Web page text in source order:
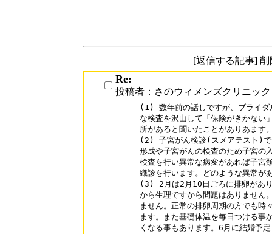
[返信する記事]
Re:
投稿者：さのウィメンズクリニック
(1) 数年前の話しですが、ブライダ
な検査を沢山して「保険がきかない
所があると聞いたことがありあます
(2) 子宮がん検診(スメアテスト)で
形成や子宮がんの検査のため子宮の
検査を行い異常な病変があれば子宮
織診を行います。どのような異常が
(3) 2月は2月10日ごろに排卵があ
から生理ですから問題はありません
ません。正常の排卵周期の方でも時
ます。また基礎体温を毎日つける事
くなる事もあります。6月に結婚予